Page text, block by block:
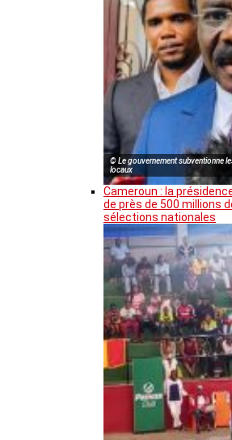
© Le gouvernement subventionne
locaux
Cameroun : la
de près de 500 millions
sélections nationales